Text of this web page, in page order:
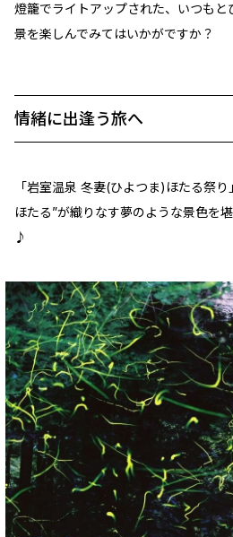
燈籠でライトアップされた、いつも
景を楽しんでみてはいかがですか？
情緒に出逢う旅へ
「岩室温泉 冬妻(ひよつま)ほたる祭
ほたる”が織りなす夢のような景色を
♪